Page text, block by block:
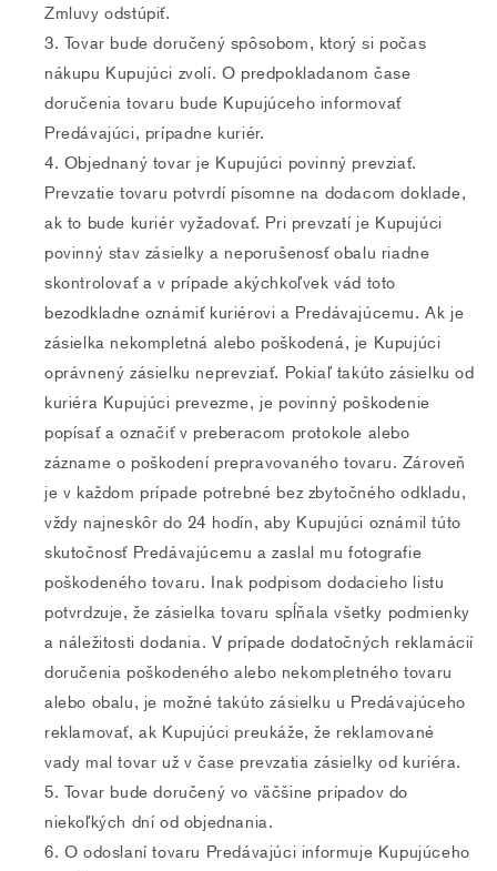
Zmluvy odstúpiť.
Tovar bude doručený spôsobom, ktorý si počas
nákupu Kupujúci zvolí. O predpokladanom čase
doručenia tovaru bude Kupujúceho informovať
Predávajúci, prípadne kuriér.
Objednaný tovar je Kupujúci povinný prevziať.
Prevzatie tovaru potvrdí písomne na dodacom doklade,
ak to bude kuriér vyžadovať. Pri prevzatí je Kupujúci
povinný stav zásielky a neporušenosť obalu riadne
skontrolovať a v prípade akýchkoľvek vád toto
bezodkladne oznámiť kuriérovi a Predávajúcemu. Ak je
zásielka nekompletná alebo poškodená, je Kupujúci
oprávnený zásielku neprevziať. Pokiaľ takúto zásielku od
kuriéra Kupujúci prevezme, je povinný poškodenie
popísať a označiť v preberacom protokole alebo
zázname o poškodení prepravovaného tovaru. Zároveň
je v každom prípade potrebné bez zbytočného odkladu,
vždy najneskôr do 24 hodín, aby Kupujúci oznámil túto
skutočnosť Predávajúcemu a zaslal mu fotografie
poškodeného tovaru. Inak podpisom dodacieho listu
potvrdzuje, že zásielka tovaru spĺňala všetky podmienky
a náležitosti dodania. V prípade dodatočných reklamácií
doručenia poškodeného alebo nekompletného tovaru
alebo obalu, je možné takúto zásielku u Predávajúceho
reklamovať, ak Kupujúci preukáže, že reklamované
vady mal tovar už v čase prevzatia zásielky od kuriéra.
Tovar bude doručený vo väčšine prípadov do
niekoľkých dní od objednania.
O odoslaní tovaru Predávajúci informuje Kupujúceho